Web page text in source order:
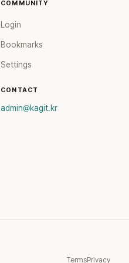
COMMUNITY
Login
Bookmarks
Settings
CONTACT
admin@kagit.kr
TermsPrivacy